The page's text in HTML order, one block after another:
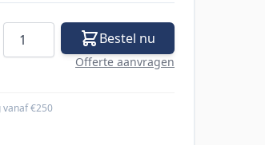
Aantal Bestel nu
Offerte aanvragen
€250